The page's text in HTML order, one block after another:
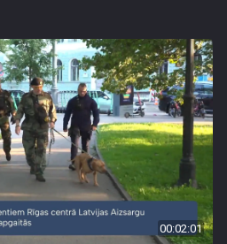
00:02:01